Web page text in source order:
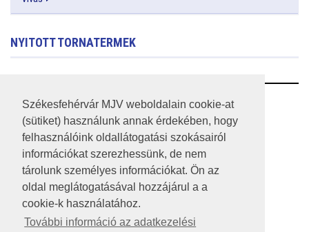
Székesfehérvár MJV weboldalain cookie-at
(sütiket) használunk annak érdekében, hogy
felhasználóink oldallátogatási szokásairól
információkat szerezhessünk, de nem
tárolunk személyes információkat. Ön az
oldal meglátogatásával hozzájárul a a
cookie-k használatához.
További információ az adatkezelési
NYITOTT TORNATERMEK
RSS
A HONLAP 2017.03.31-I ÁLLAPOTA
JOGI NYILATKOZAT
IMPRESSZUM